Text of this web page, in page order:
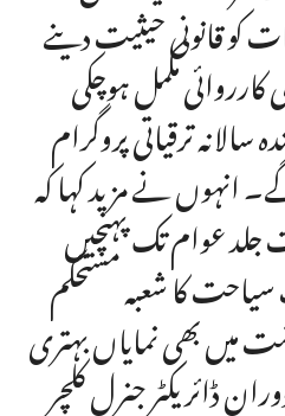
کو قانونی حیثیت دینے
مکمل ہوچکی
ترقیاتی پروگرام
انہوں نے مزید کہا کہ
عوام تک پہنچیں
کا شعبہ مستحکم
میں بھی نمایاں بہتری
ڈائریکٹر جنرل کلچر